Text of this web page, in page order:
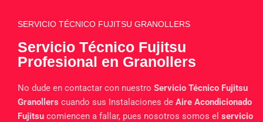
SERVICIO TÉCNICO FUJITSU GRANOLLERS
Servicio Técnico Fujitsu
Profesional en Granollers
No dude en contactar con nuestro Servicio Técnico Fujitsu
Granollers cuando sus Instalaciones de Aire Acondicionado
Fujitsu comiencen a fallar, pues nosotros somos el servicio